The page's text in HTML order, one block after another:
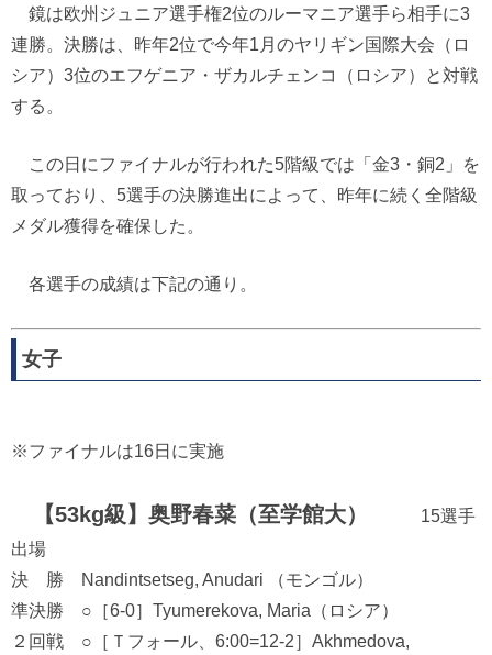
鏡は欧州ジュニア選手権2位のルーマニア選手ら相手に3
連勝。決勝は、昨年2位で今年1月のヤリギン国際大会（ロ
シア）3位のエフゲニア・ザカルチェンコ（ロシア）と対戦
する。
この日にファイナルが行われた5階級では「金3・銅2」を
取っており、5選手の決勝進出によって、昨年に続く全階級
メダル獲得を確保した。
各選手の成績は下記の通り。
女子
※ファイナルは16日に実施
【53kg級】奥野春菜（至学館大）
15選手
出場
決 勝 Nandintsetseg, Anudari （モンゴル）
準決勝 ○［6-0］Tyumerekova, Maria（ロシア）
２回戦 ○［Ｔフォール、6:00=12-2］Akhmedova,